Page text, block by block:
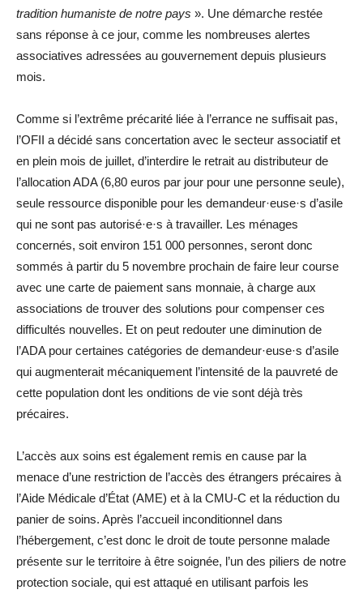
tradition humaniste de notre pays ». Une démarche restée
sans réponse à ce jour, comme les nombreuses alertes
associatives adressées au gouvernement depuis plusieurs
mois.
Comme si l’extrême précarité liée à l’errance ne suffisait pas,
l’OFII a décidé sans concertation avec le secteur associatif et
en plein mois de juillet, d’interdire le retrait au distributeur de
l’allocation ADA (6,80 euros par jour pour une personne seule),
seule ressource disponible pour les demandeur·euse·s d’asile
qui ne sont pas autorisé·e·s à travailler. Les ménages
concernés, soit environ 151 000 personnes, seront donc
sommés à partir du 5 novembre prochain de faire leur course
avec une carte de paiement sans monnaie, à charge aux
associations de trouver des solutions pour compenser ces
difficultés nouvelles. Et on peut redouter une diminution de
l’ADA pour certaines catégories de demandeur·euse·s d’asile
qui augmenterait mécaniquement l’intensité de la pauvreté de
cette population dont les onditions de vie sont déjà très
précaires.
L’accès aux soins est également remis en cause par la
menace d’une restriction de l’accès des étrangers précaires à
l’Aide Médicale d’État (AME) et à la CMU-C et la réduction du
panier de soins. Après l’accueil inconditionnel dans
l’hébergement, c’est donc le droit de toute personne malade
présente sur le territoire à être soignée, l’un des piliers de notre
protection sociale, qui est attaqué en utilisant parfois les